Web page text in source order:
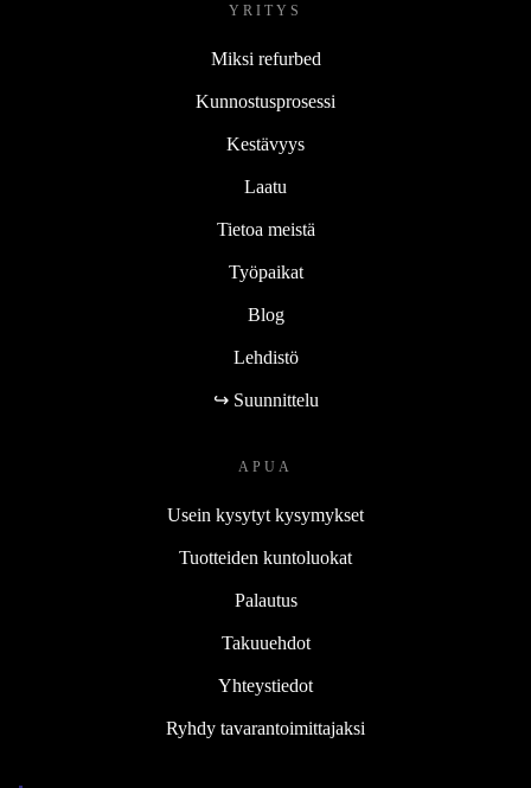
YRITYS
Miksi refurbed
Kunnostusprosessi
Kestävyys
Laatu
Tietoa meistä
Työpaikat
Blog
Lehdistö
↪ Suunnittelu
APUA
Usein kysytyt kysymykset
Tuotteiden kuntoluokat
Palautus
Takuuehdot
Yhteystiedot
Ryhdy tavarantoimittajaksi